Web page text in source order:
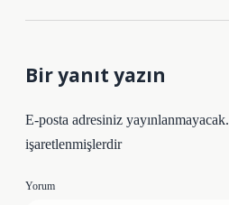
Bir yanıt yazın
E-posta adresiniz yayınlanmayacak.
işaretlenmişlerdir
Yorum